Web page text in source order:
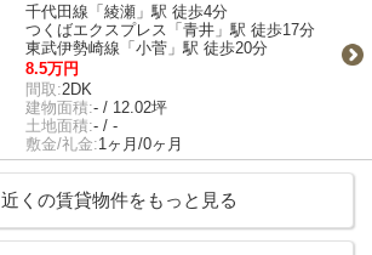
千代田線「綾瀬」駅 徒歩4分
つくばエクスプレス「青井」駅 徒歩17分
東武伊勢崎線「小菅」駅 徒歩20分
8.5万円
間取:2DK
建物面積:- / 12.02坪
土地面積:- / -
敷金/礼金:1ヶ月/0ヶ月
近くの賃貸物件をもっと見る